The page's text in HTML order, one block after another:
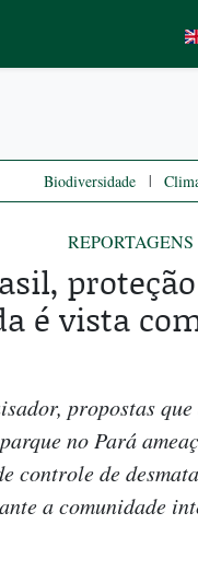
Biodiversidade |
REPORTAGENS
é vista
propostas
no Pará
controle de
a comunidade